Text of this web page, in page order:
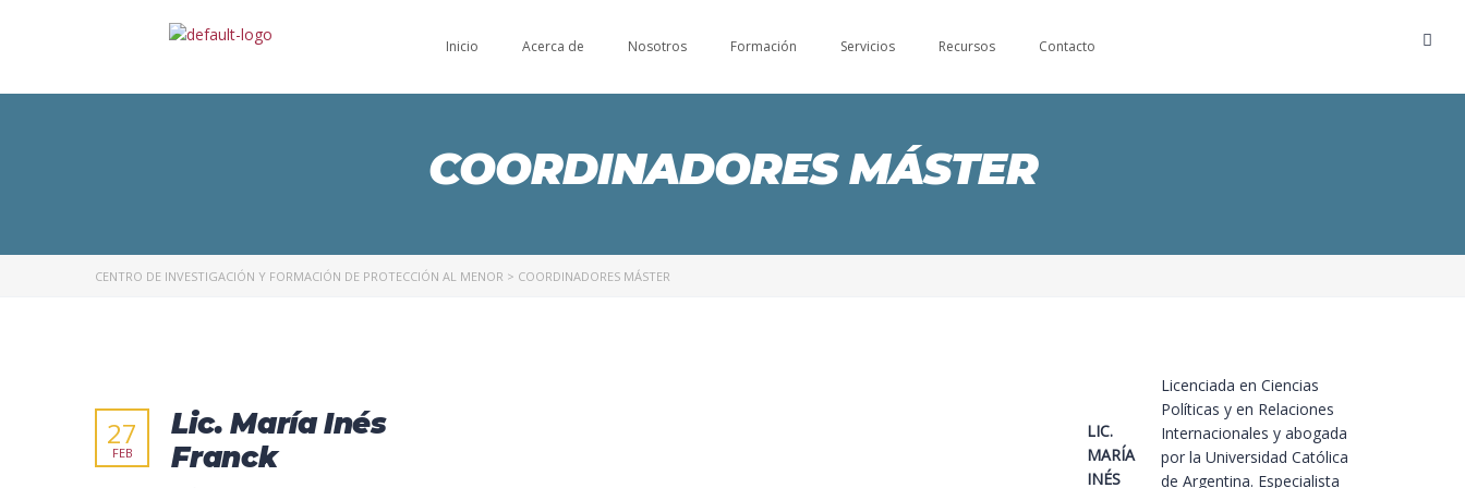
Inicio Acerca de Nosotros Formación Servicios Recursos Contacto
COORDINADORES MÁSTER
CENTRO DE INVESTIGACIÓN Y FORMACIÓN DE PROTECCIÓN AL MENOR > COORDINADORES MÁSTER
Lic. María Inés
Franck
27
FEB
LIC.
MARÍA
INÉS
Licenciada en Ciencias
Políticas y en Relaciones
Internacionales y abogada
por la Universidad Católica
de Argentina. Especialista